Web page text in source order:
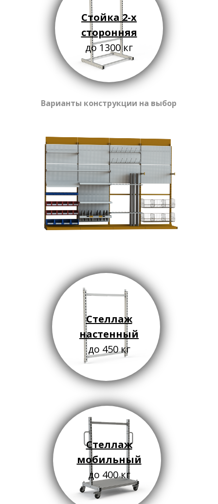
Стойка 2-х
сторонняя
до 1300 кг
Стеллаж
настенный
до 450 кг
Стеллаж
мобильный
до 400 кг
Варианты конструкции на выбор